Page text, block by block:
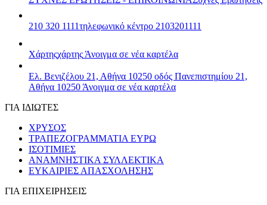
210 320 1111τηλεφωνικό κέντρο 2103201111
Χάρτηςχάρτης Άνοιγμα σε νέα καρτέλα
Ελ. Βενιζέλου 21, Αθήνα 10250 οδός Πανεπιστημίου 21,
Αθήνα 10250 Άνοιγμα σε νέα καρτέλα
ΓΙΑ ΙΔΙΩΤΕΣ
ΧΡΥΣΟΣ
ΤΡΑΠΕΖΟΓΡΑΜΜΑΤΙΑ ΕΥΡΩ
ΙΣΟΤΙΜΙΕΣ
ΑΝΑΜΝΗΣΤΙΚΑ ΣΥΛΛΕΚΤΙΚΑ
ΕΥΚΑΙΡΙΕΣ ΑΠΑΣΧΟΛΗΣΗΣ
ΓΙΑ ΕΠΙΧΕΙΡΗΣΕΙΣ